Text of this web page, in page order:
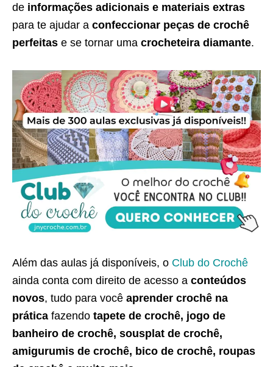
de informações adicionais e materiais extras
para te ajudar a confeccionar peças de crochê
perfeitas e se tornar uma crocheteira diamante.
Além das aulas já disponíveis, o Club do Crochê
ainda conta com direito de acesso a conteúdos
novos, tudo para você aprender crochê na
prática fazendo tapete de crochê, jogo de
banheiro de crochê, sousplat de crochê,
amigurumis de crochê, bico de crochê, roupas